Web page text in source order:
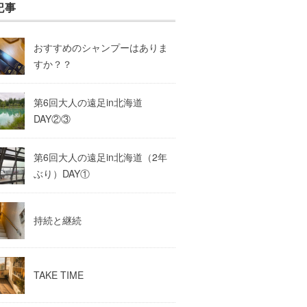
事
おすすめのシャンプーはありま
すか？？
第6回大人の遠足in北海道
DAY②③
第6回大人の遠足in北海道（2年
ぶり）DAY①
持続と継続
TAKE TIME